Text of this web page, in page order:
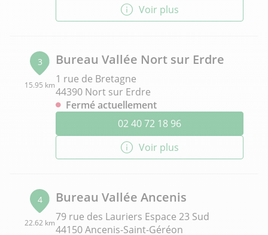
Voir plus
3
15.95 km
Bureau Vallée Nort sur Erdre
1 rue de Bretagne
44390 Nort sur Erdre
Fermé actuellement
02 40 72 18 96
Voir plus
4
22.62 km
Bureau Vallée Ancenis
79 rue des Lauriers Espace 23 Sud
44150 Ancenis-Saint-Géréon